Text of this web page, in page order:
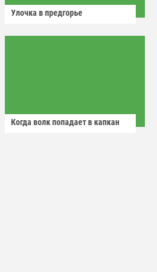
Улочка в предгорье
Когда волк попадает в капкан